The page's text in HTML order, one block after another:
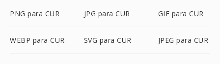
PNG para CUR JPG para CUR GIF para CUR
WEBP para CUR SVG para CUR JPEG para CUR